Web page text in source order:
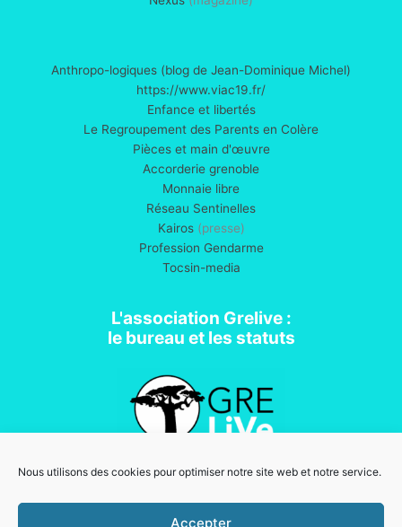
Nous utilisons des cookies pour optimiser notre site web et notre service.
Accepter
Anthropo-logiques (blog de Jean-Dominique Michel)
https://www.viac19.fr/
Enfance et libertés
Le Regroupement des Parents en Colère
Pièces et main d'œuvre
Accorderie grenoble
Monnaie libre
Réseau Sentinelles
Kairos(presse)
Profession Gendarme
Tocsin-media
L'association Grelive :
le bureau et les statuts
Association loi 1901